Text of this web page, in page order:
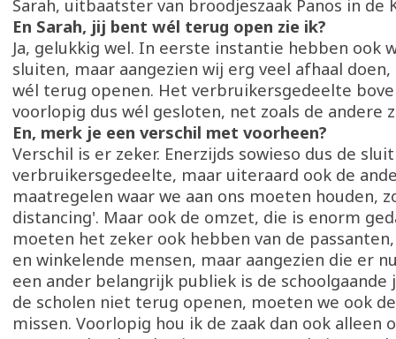
Sarah, uitbaatster van broodjeszaak Panos in de
En Sarah, jij bent wél terug open zie ik?
Ja, gelukkig wel. In eerste instantie hebben ook
sluiten, maar aangezien wij erg veel afhaal
wél terug openen. Het verbruikersgedeelte
voorlopig dus wél gesloten, net zoals de andere
En, merk je een verschil met voorheen?
Verschil is er zeker. Enerzijds sowieso dus de
verbruikersgedeelte, maar uiteraard ook de
maatregelen waar we aan ons moeten houden,
distancing'. Maar ook de omzet, die is enorm
moeten het zeker ook hebben van de
en winkelende mensen, maar aangezien die er
een ander belangrijk publiek is de schoolgaande
de scholen niet terug openen, moeten we ook
missen. Voorlopig hou ik de zaak dan ook alleen